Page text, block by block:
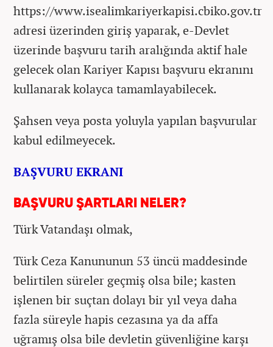
https://www.isealimkariyerkapisi.cbiko.gov.tr
adresi üzerinden giriş yaparak, e-Devlet
üzerinde başvuru tarih aralığında aktif hale
gelecek olan Kariyer Kapısı başvuru ekranını
kullanarak kolayca tamamlayabilecek.
Şahsen veya posta yoluyla yapılan başvurular
kabul edilmeyecek.
BAŞVURU EKRANI
BAŞVURU ŞARTLARI NELER?
Türk Vatandaşı olmak,
Türk Ceza Kanununun 53 üncü maddesinde
belirtilen süreler geçmiş olsa bile; kasten
işlenen bir suçtan dolayı bir yıl veya daha
fazla süreyle hapis cezasına ya da affa
uğramış olsa bile devletin güvenliğine karşı